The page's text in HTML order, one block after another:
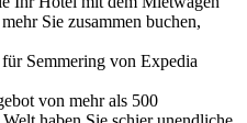
Sie zusammen buchen,
Semmering von Expedia
von mehr als 500